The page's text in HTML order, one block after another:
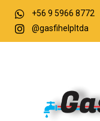
+56 9 5966 8772
@gasfihelpltda